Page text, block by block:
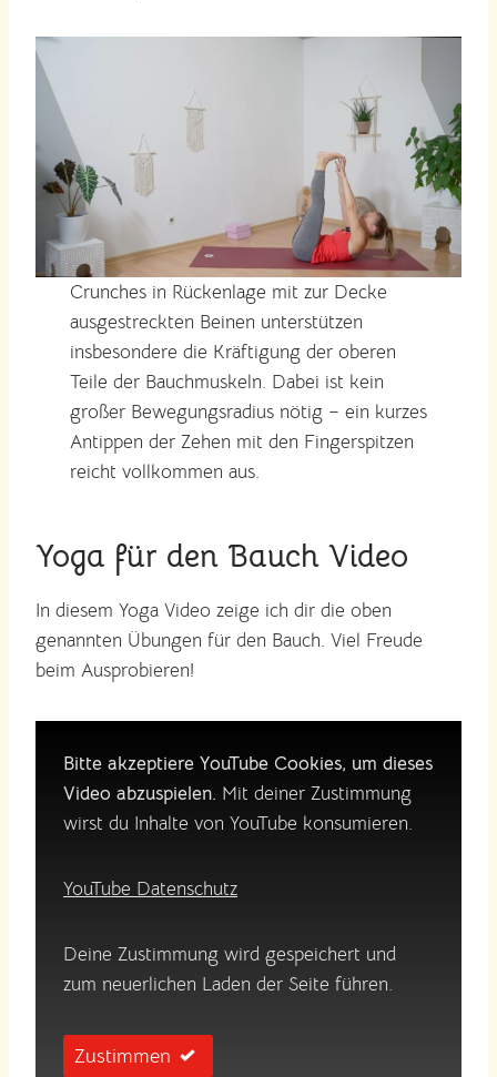
Crunches in Rückenlage mit zur Decke
ausgestreckten Beinen unterstützen
insbesondere die Kräftigung der oberen
Teile der Bauchmuskeln. Dabei ist kein
großer Bewegungsradius nötig – ein kurzes
Antippen der Zehen mit den Fingerspitzen
reicht vollkommen aus.
Yoga für den Bauch Video
In diesem Yoga Video zeige ich dir die oben
genannten Übungen für den Bauch. Viel Freude
beim Ausprobieren!
Bitte akzeptiere YouTube Cookies, um dieses
Video abzuspielen. Mit deiner Zustimmung
wirst du Inhalte von YouTube konsumieren.
YouTube Datenschutz
Deine Zustimmung wird gespeichert und
zum neuerlichen Laden der Seite führen.
Zustimmen